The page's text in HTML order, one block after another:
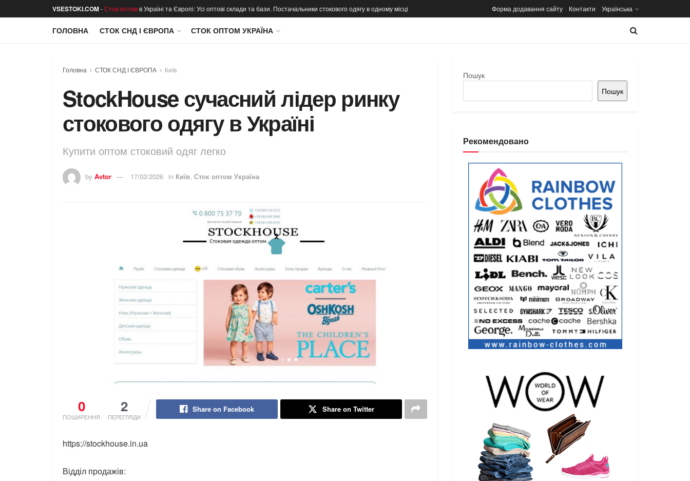
VSESTOKI.COM-Сток оптомв Україні та Європі: Усі оптові склади та бази. Постачальники стокового одягу в одному місці Форма додавання сайту Контакти Українська
ГОЛОВНА СТОК СНД І ЄВРОПА СТОК ОПТОМ УКРАЇНА
Головна СТОК СНД І ЄВРОПА Київ
StockHouse сучасний лідер ринку
стокового одягу в Україні
Купити оптом стоковий одяг легко
by Avtor 17/03/2026 in Київ, Сток оптом Україна
0
ПОШИРЕННЯ
2
ПЕРЕГЛЯДИ
Share on Facebook Share on Twitter
https://stockhouse.in.ua
Відділ продажів:
Пошук
Пошук
Рекомендовано